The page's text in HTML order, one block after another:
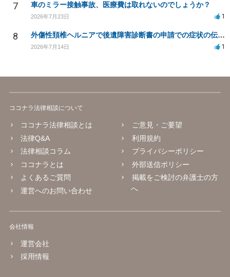
7 車のミラー接触事故、医療費は取れないのでしょうか？
2026年7月23日 1
8 外傷性頚椎ヘルニアで後遺障害診断書の申請での症状の伝え方等
2026年7月14日 1
ココナラ法律相談について
ココナラ法律相談とは
法律Q&A
法律相談コラム
ココナラとは
よくあるご質問
運営へのお問い合わせ
ご意見・ご要望
利用規約
プライバシーポリシー
外部送信ポリシー
掲載をご検討の弁護士の方
へ
会社情報
運営会社
採用情報